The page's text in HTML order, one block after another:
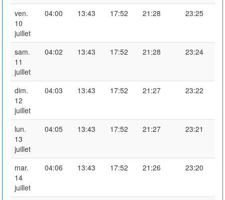
ven.
10
juillet
04:00 13:43 17:52 21:28 23:25
sam.
11
juillet
04:02 13:43 17:52 21:28 23:24
dim.
12
juillet
04:03 13:43 17:52 21:27 23:22
lun.
13
juillet
04:05 13:43 17:52 21:27 23:21
mar.
14
juillet
04:06 13:43 17:52 21:26 23:20